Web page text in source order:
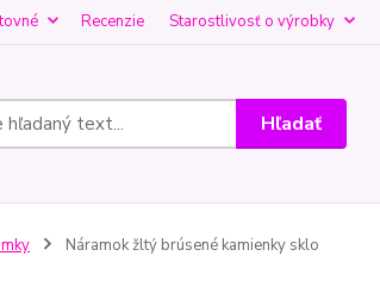
Recenzie Starostlivosť o výrobky
Hľadať
Náramok žltý brúsené kamienky sklo